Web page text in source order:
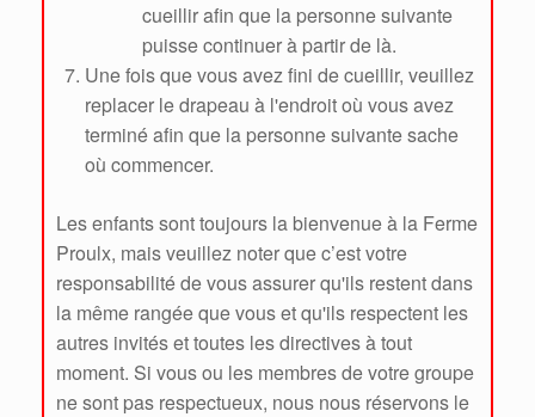
cueillir afin que la personne suivante
puisse continuer à partir de là.
Une fois que vous avez fini de cueillir, veuillez
replacer le drapeau à l'endroit où vous avez
terminé afin que la personne suivante sache
où commencer.
Les enfants sont toujours la bienvenue à la Ferme
Proulx, mais veuillez noter que c’est votre
responsabilité de vous assurer qu'ils restent dans
la même rangée que vous et qu'ils respectent les
autres invités et toutes les directives à tout
moment. Si vous ou les membres de votre groupe
ne sont pas respectueux, nous nous réservons le